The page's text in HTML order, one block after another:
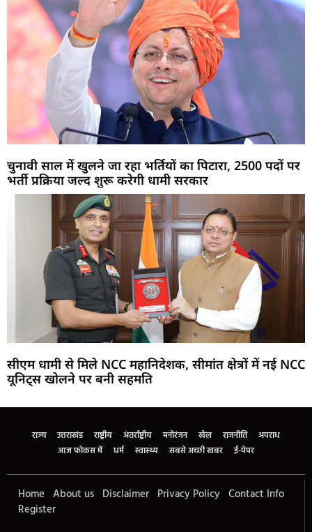
चुनावी साल में खुलने जा रहा भर्तियों का पिटारा, 2500 पदों पर
भर्ती प्रक्रिया जल्द शुरू करेगी धामी सरकार
सीएम धामी से मिले NCC महानिदेशक, सीमांत क्षेत्रों में नई NCC
यूनिट्स खोलने पर बनी सहमति
राज्य उत्तराखंड राष्ट्रीय अंतर्राष्ट्रीय मनोरंजन खेल राजनीति
अपराध
आज फोकस में
धर्म स्वास्थ्य सबसे अच्छी खबर ई-पेपर
Home About us Disclaimer Privacy Policy Contact Info
Register